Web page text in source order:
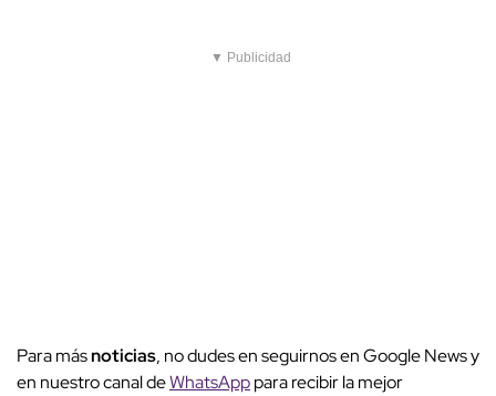
▼ Publicidad
Para másnoticias, no dudes en seguirnos en Google News y
en nuestro canal deWhatsApppara recibir la mejor